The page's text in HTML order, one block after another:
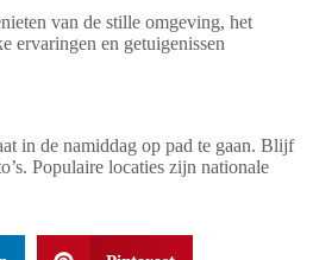
van de stille omgeving, het
ervaringen en getuigenissen
in de namiddag op pad te gaan. Blijf
Populaire locaties zijn nationale